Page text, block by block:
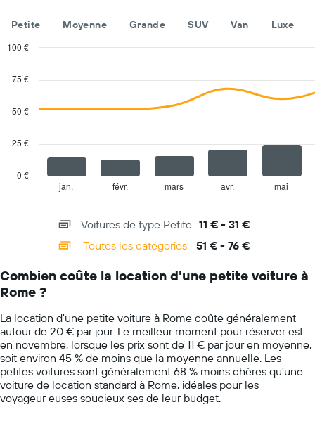
indiquent
les
agences
location
de
Sur
graphique,
Y
indiquent
voiture
le
plus
bas
par
agence
Petite Moyenne Grande SUV Van Luxe
with
data
series.
The
categories.
The
has
1
Y
axis
displaying
values.
Range:
jan. févr. mars avr. mai
0 €
25 €
50 €
75 €
100 €
Voitures de type Petite 11 € - 31 €
Toutes les catégories
51 € - 76 €
Combien coûte la location d'une petite voiture à
Rome ?
La location d'une petite voiture à Rome coûte généralement
autour de 20 € par jour. Le meilleur moment pour réserver est
en novembre, lorsque les prix sont de 11 € par jour en moyenne,
soit environ 45 % de moins que la moyenne annuelle. Les
petites voitures sont généralement 68 % moins chères qu'une
voiture de location standard à Rome, idéales pour les
voyageur·euses soucieux·ses de leur budget.